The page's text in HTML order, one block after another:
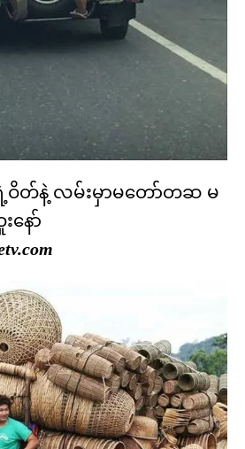
ရဲ့ဝိတ်နဲ့ လမ်းမှာမတော်တဆ မ
နော်